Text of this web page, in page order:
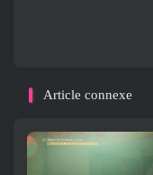
Article connexe